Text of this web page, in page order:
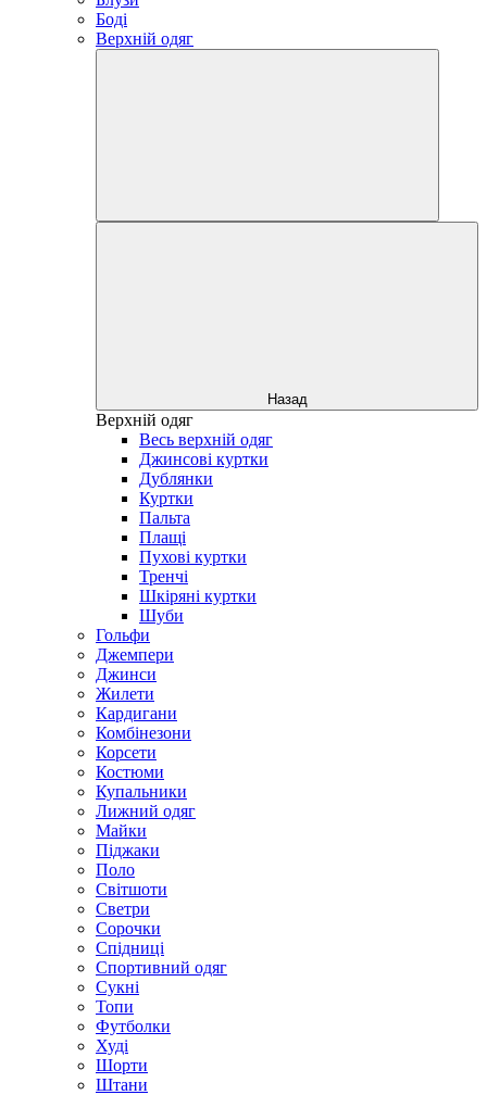
Боді
Верхній одяг
Назад
Верхній одяг
Весь верхній одяг
Джинсові куртки
Дублянки
Куртки
Пальта
Плащі
Пухові куртки
Тренчі
Шкіряні куртки
Шуби
Гольфи
Джемпери
Джинси
Жилети
Кардигани
Комбінезони
Корсети
Костюми
Купальники
Лижний одяг
Майки
Піджаки
Поло
Світшоти
Светри
Сорочки
Спідниці
Спортивний одяг
Сукні
Топи
Футболки
Худі
Шорти
Штани